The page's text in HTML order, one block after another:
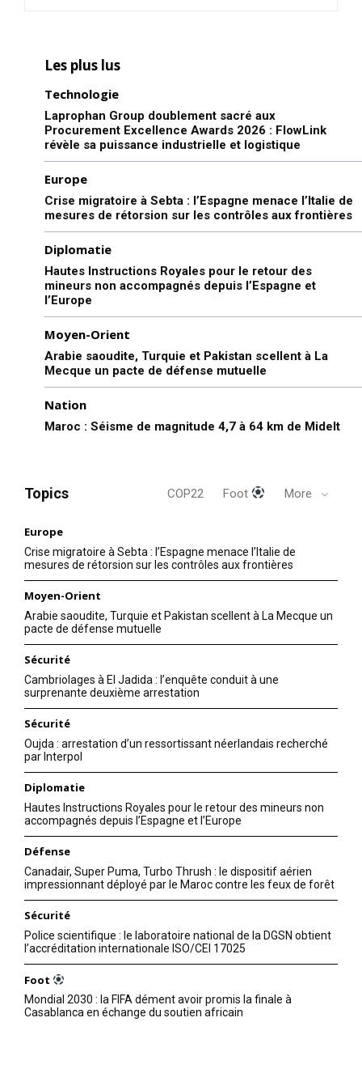
Reuters : Israël envisage de
reconnaître la souveraineté
la sécurité nationale du
Premier ministre israélien
Benjamin Netanyahu s’est
rendu à Rabat mercredi, alors
que son gouvernement
étudie la possibilité
d’annoncer la reconnaissance
de la souveraineté du Maroc
sur le Sahara, ont indiqué des
Reuters. Avec Reuters «Le
Maroc considère que le…
8 June 2023
In "Abraham Accords"
Israël nomme son 1er attaché
militaire au Maroc
Commandement du Front
intérieur a été nommé
attaché militaire d’Israël au
serait-ce l’une des prémices
d’une normalisation complète
des relations entre Rabat et
17 July 2023
Le ministre de l’intérieur, M.
Abdelouafi Laftit, a reçu son
homologue israélien
16 June 2023
Les plus lus
Technologie
Laprophan Group doublement sacré aux
Procurement Excellence Awards 2026 : FlowLink
révèle sa puissance industrielle et logistique
Europe
Crise migratoire à Sebta : l’Espagne menace l’Italie de
mesures de rétorsion sur les contrôles aux frontières
Diplomatie
Hautes Instructions Royales pour le retour des
mineurs non accompagnés depuis l’Espagne et
l’Europe
Moyen-Orient
Arabie saoudite, Turquie et Pakistan scellent à La
Mecque un pacte de défense mutuelle
Nation
Maroc : Séisme de magnitude 4,7 à 64 km de Midelt
Topics COP22 Foot More
Europe
Crise migratoire à Sebta : l’Espagne menace l’Italie de
mesures de rétorsion sur les contrôles aux frontières
Moyen-Orient
Arabie saoudite, Turquie et Pakistan scellent à La Mecque un
pacte de défense mutuelle
Sécurité
Cambriolages à El Jadida : l’enquête conduit à une
surprenante deuxième arrestation
Sécurité
Oujda : arrestation d’un ressortissant néerlandais recherché
par Interpol
Diplomatie
Hautes Instructions Royales pour le retour des mineurs non
accompagnés depuis l’Espagne et l’Europe
Défense
Canadair, Super Puma, Turbo Thrush : le dispositif aérien
impressionnant déployé par le Maroc contre les feux de forêt
Sécurité
Police scientifique : le laboratoire national de la DGSN obtient
l’accréditation internationale ISO/CEI 17025
Foot
Mondial 2030 : la FIFA dément avoir promis la finale à
Casablanca en échange du soutien africain